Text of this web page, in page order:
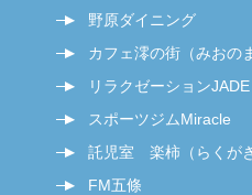
野原ダイニング
カフェ澪の街（みおの
リラクゼーションJADE
スポーツジムMiracle
託児室 楽柿（らくが
FM五條